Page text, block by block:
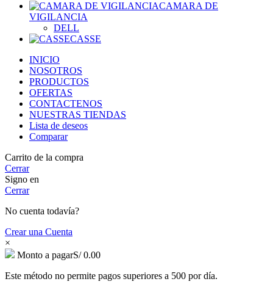
CAMARA DE
VIGILANCIA
DELL
CASSE
INICIO
NOSOTROS
PRODUCTOS
OFERTAS
CONTACTENOS
NUESTRAS TIENDAS
Lista de deseos
Comparar
Carrito de la compra
Cerrar
Signo en
Cerrar
No cuenta todavía?
Crear una Cuenta
×
Monto a pagarS/0.00
Este método no permite pagos superiores a 500 por día.